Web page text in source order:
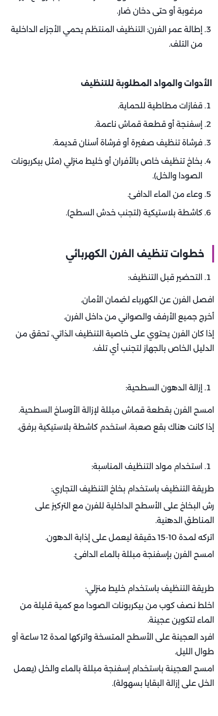
مرغوبة أو حتى دخان ضار.
إطالة عمر الفرن: التنظيف المنتظم يحمي الأجزاء الداخلية
من التلف.
الأدوات والمواد المطلوبة للتنظيف
قفازات مطاطية للحماية.
إسفنجة أو قطعة قماش ناعمة.
فرشاة تنظيف صغيرة أو فرشاة أسنان قديمة.
بخاخ تنظيف خاص بالأفران أو خليط منزلي (مثل بيكربونات
الصودا والخل).
وعاء من الماء الدافئ.
كاشطة بلاستيكية (لتجنب خدش السطح).
خطوات تنظيف الفرن الكهربائي
التحضير قبل التنظيف:
افصل الفرن عن الكهرباء لضمان الأمان.
أخرج جميع الأرفف والصواني من داخل الفرن.
إذا كان الفرن يحتوي على خاصية التنظيف الذاتي، تحقق من
الدليل الخاص بالجهاز لتجنب أي تلف.
إزالة الدهون السطحية:
امسح الفرن بقطعة قماش مبللة لإزالة الأوساخ السطحية.
إذا كانت هناك بقع صعبة، استخدم كاشطة بلاستيكية برفق.
استخدام مواد التنظيف المناسبة:
طريقة التنظيف باستخدام بخاخ التنظيف التجاري:
رش البخاخ على الأسطح الداخلية للفرن مع التركيز على
المناطق الدهنية.
اتركه لمدة 10-15 دقيقة ليعمل على إذابة الدهون.
امسح الفرن بإسفنجة مبللة بالماء الدافئ.
طريقة التنظيف باستخدام خليط منزلي:
اخلط نصف كوب من بيكربونات الصودا مع كمية قليلة من
الماء لتكوين عجينة.
افرد العجينة على الأسطح المتسخة واتركها لمدة 12 ساعة أو
طوال الليل.
امسح العجينة باستخدام إسفنجة مبللة بالماء والخل (يعمل
الخل على إزالة البقايا بسهولة).